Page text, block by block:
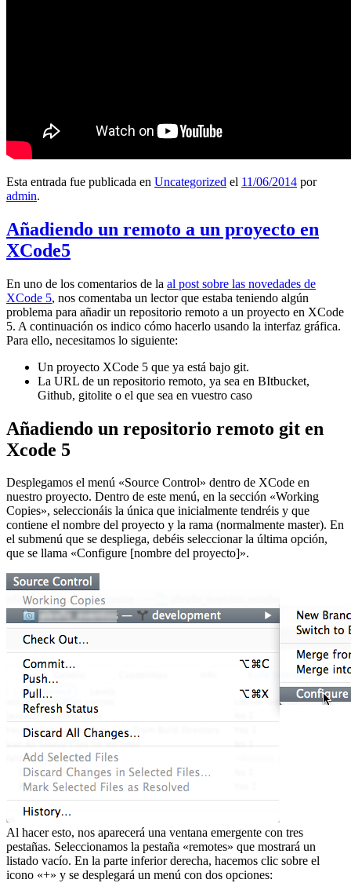
Esta entrada fue publicada en Uncategorized el 11/06/2014 por
admin.
Añadiendo un remoto a un proyecto en
XCode5
En uno de los comentarios de la al post sobre las novedades de
XCode 5, nos comentaba un lector que estaba teniendo algún
problema para añadir un repositorio remoto a un proyecto en XCode
5. A continuación os indico cómo hacerlo usando la interfaz gráfica.
Para ello, necesitamos lo siguiente:
Un proyecto XCode 5 que ya está bajo git.
La URL de un repositorio remoto, ya sea en BItbucket,
Github, gitolite o el que sea en vuestro caso
Añadiendo un repositorio remoto git en
Xcode 5
Desplegamos el menú «Source Control» dentro de XCode en
nuestro proyecto. Dentro de este menú, en la sección «Working
Copies», seleccionáis la única que inicialmente tendréis y que
contiene el nombre del proyecto y la rama (normalmente master). En
el submenú que se despliega, debéis seleccionar la última opción,
que se llama «Configure [nombre del proyecto]».
Al hacer esto, nos aparecerá una ventana emergente con tres
pestañas. Seleccionamos la pestaña «remotes» que mostrará un
listado vacío. En la parte inferior derecha, hacemos clic sobre el
icono «+» y se desplegará un menú con dos opciones: